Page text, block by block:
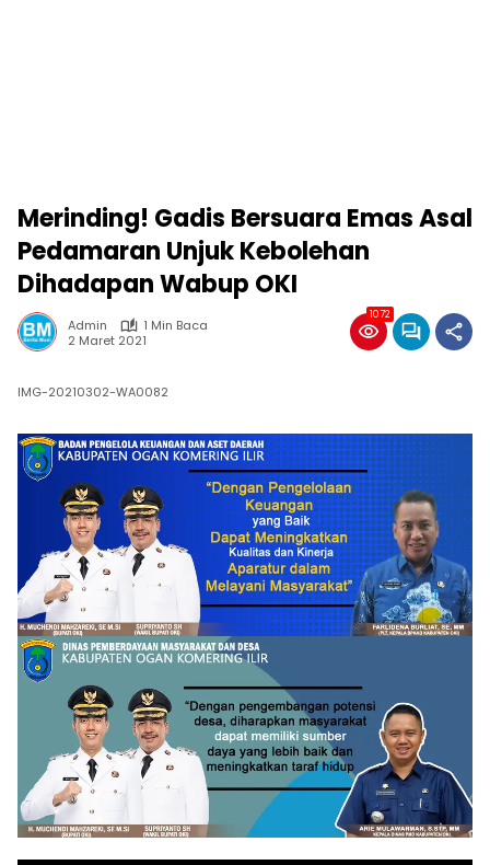
Merinding! Gadis Bersuara Emas Asal
Pedamaran Unjuk Kebolehan
Dihadapan Wabup OKI
Admin
1 Min Baca
2 Maret 2021
1072
IMG-20210302-WA0082